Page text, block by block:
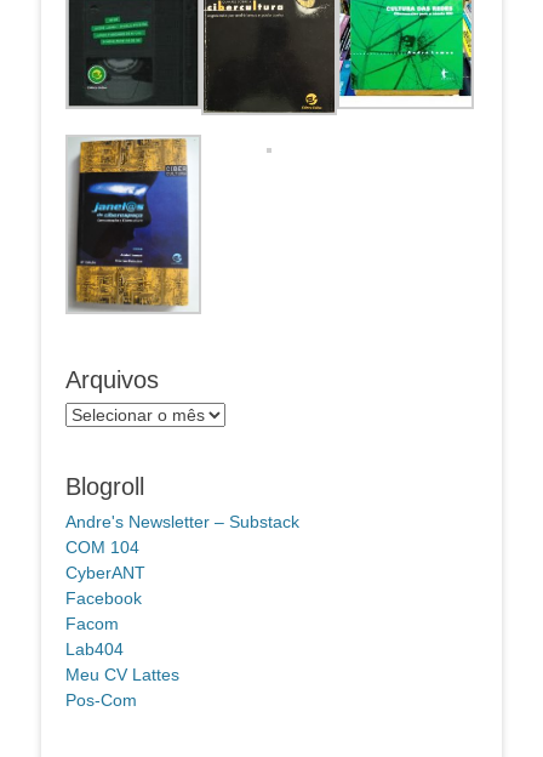
Arquivos
Arquivos
Blogroll
Andre's Newsletter – Substack
COM 104
CyberANT
Facebook
Facom
Lab404
Meu CV Lattes
Pos-Com